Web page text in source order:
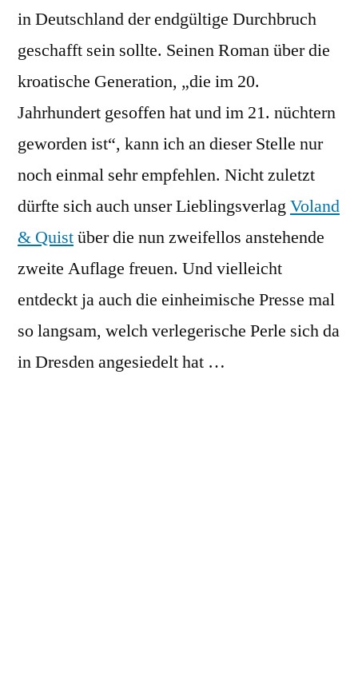
in Deutschland der endgültige Durchbruch
geschafft sein sollte. Seinen Roman über die
kroatische Generation, „die im 20.
Jahrhundert gesoffen hat und im 21. nüchtern
geworden ist“, kann ich an dieser Stelle nur
noch einmal sehr empfehlen. Nicht zuletzt
dürfte sich auch unser LieblingsverlagVoland
& Quistüber die nun zweifellos anstehende
zweite Auflage freuen. Und vielleicht
entdeckt ja auch die einheimische Presse mal
so langsam, welch verlegerische Perle sich da
in Dresden angesiedelt hat …